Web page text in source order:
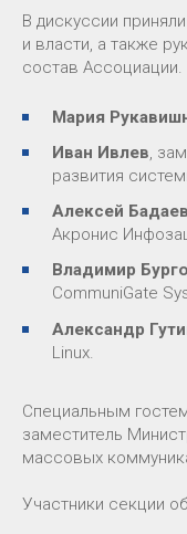
В дискуссии
и власти, а также
состав Ассоциации.
Мария
Иван Ивлев,
развития
Алексей Бадаев
Акронис
Владимир
CommuniGate
Александр
Linux.
Специальным
заместитель
массовых
Участники секции